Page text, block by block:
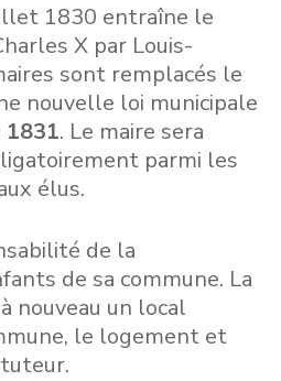
1830 entraîne le
X par Louis-
sont remplacés le
nouvelle loi municipale
1831. Le maire sera
parmi les
élus.
de la
de sa commune. La
nouveau un local
le logement et